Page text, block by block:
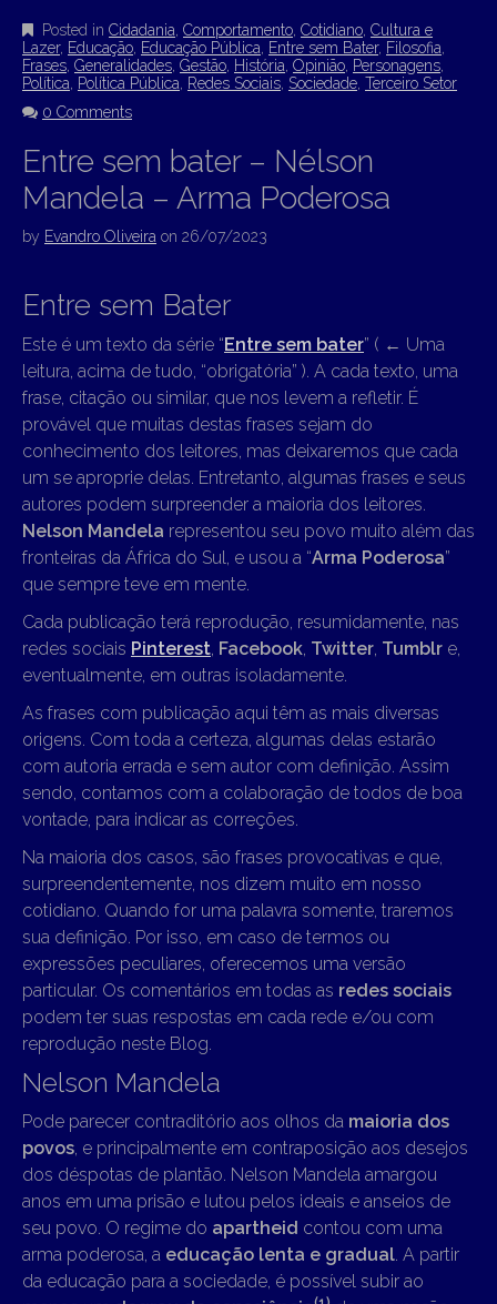
Posted in Cidadania Comportamento Cotidiano Cultura e
Lazer, Educação Educação Pública Entre sem Bater, Filosofia
Frases Generalidades Gestão História Opinião Personagens
Política
Política Pública Redes Sociais Sociedade Terceiro Setor
0 Comments
Entre sem bater – Nélson
Mandela – Arma Poderosa
by Evandro Oliveira on 26/07/2023
Entre sem Bater
Este é um texto da série “Entre sem bater” ( ← Uma
leitura, acima de tudo, “obrigatória” ). A cada texto, uma
frase, citação ou similar, que nos levem a refletir. É
provável que muitas destas frases sejam do
conhecimento dos leitores, mas deixaremos que cada
um se aproprie delas. Entretanto, algumas frases e seus
autores podem surpreender a maioria dos leitores.
Nelson Mandela representou seu povo muito além das
fronteiras da África do Sul, e usou a “Arma Poderosa”
que sempre teve em mente.
Cada publicação terá reprodução, resumidamente, nas
redes sociais Pinterest Facebook Twitter Tumblr e,
eventualmente, em outras isoladamente.
As frases com publicação aqui têm as mais diversas
origens. Com toda a certeza, algumas delas estarão
com autoria errada e sem autor com definição. Assim
sendo, contamos com a colaboração de todos de boa
vontade, para indicar as correções.
Na maioria dos casos, são frases provocativas e que,
surpreendentemente, nos dizem muito em nosso
cotidiano. Quando for uma palavra somente, traremos
sua definição. Por isso, em caso de termos ou
expressões peculiares, oferecemos uma versão
particular. Os comentários em todas as redes sociais
podem ter suas respostas em cada rede e/ou com
reprodução neste Blog.
Nelson Mandela
Pode parecer contraditório aos olhos da maioria dos
povos , e principalmente em contraposição aos desejos
dos déspotas de plantão. Nelson Mandela amargou
anos em uma prisão e lutou pelos ideais e anseios de
seu povo. O regime do apartheid contou com uma
arma poderosa, a educação lenta e gradual . A partir
da educação para a sociedade, é possível subir ao